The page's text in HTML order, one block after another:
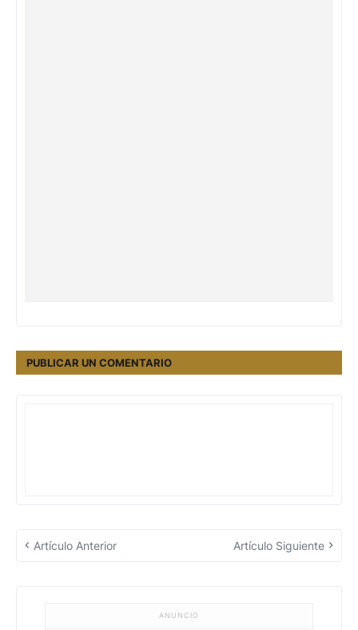
PUBLICAR UN COMENTARIO
Artículo Anterior Artículo Siguiente
ANUNCIO